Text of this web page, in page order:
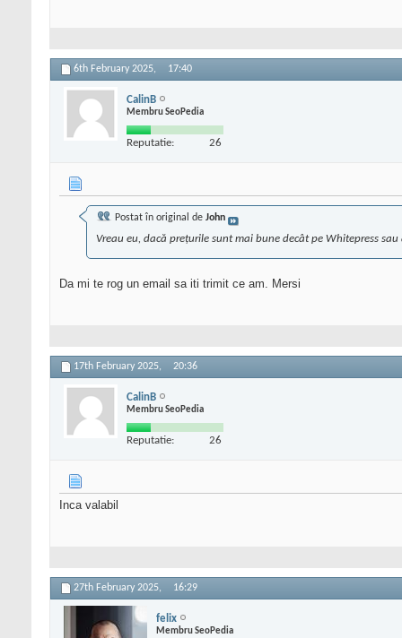
6th February 2025, 17:40
CalinB
Membru SeoPedia
Reputatie: 26
Postat în original de John
Vreau eu, dacă prețurile sunt mai bune decât pe Whitepress
Da mi te rog un email sa iti trimit ce am. Mersi
17th February 2025, 20:36
CalinB
Membru SeoPedia
Reputatie: 26
Inca valabil
27th February 2025, 16:29
felix
Membru SeoPedia